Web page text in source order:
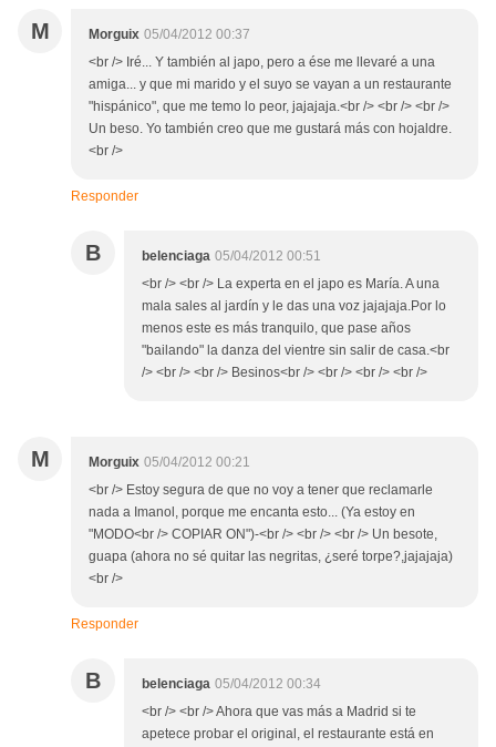
M Morguix 05/04/2012 00:37
<br /> Iré... Y también al japo, pero a ése me llevaré a una
amiga... y que mi marido y el suyo se vayan a un restaurante
"hispánico", que me temo lo peor, jajajaja.<br /> <br /> <br />
Un beso. Yo también creo que me gustará más con hojaldre.
<br />
Responder
B belenciaga 05/04/2012 00:51
<br /> <br /> La experta en el japo es María. A una
mala sales al jardín y le das una voz jajajaja.Por lo
menos este es más tranquilo, que pase años
"bailando" la danza del vientre sin salir de casa.<br
/> <br /> <br /> Besinos<br /> <br /> <br /> <br />
M Morguix 05/04/2012 00:21
<br /> Estoy segura de que no voy a tener que reclamarle
nada a Imanol, porque me encanta esto... (Ya estoy en
"MODO<br /> COPIAR ON")-<br /> <br /> <br /> Un besote,
guapa (ahora no sé quitar las negritas, ¿seré torpe?,jajajaja)
<br />
Responder
B belenciaga 05/04/2012 00:34
<br /> <br /> Ahora que vas más a Madrid si te
apetece probar el original, el restaurante está en